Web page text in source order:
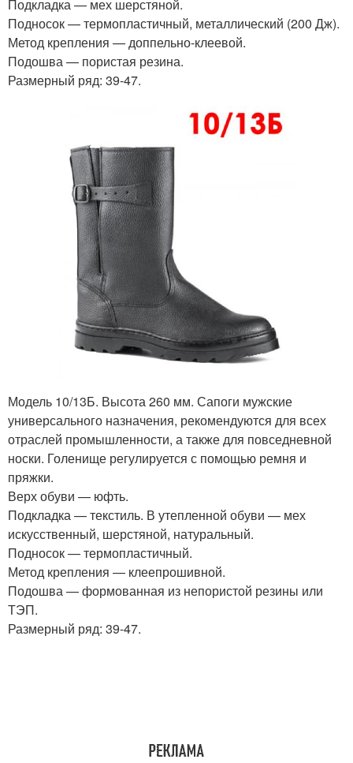
Подкладка — мех шерстяной.
Подносок — термопластичный, металлический (200 Дж).
Метод крепления — доппельно-клеевой.
Подошва — пористая резина.
Размерный ряд: 39-47.
Модель 10/13Б. Высота 260 мм. Сапоги мужские
универсального назначения, рекомендуются для всех
отраслей промышленности, а также для повседневной
носки. Голенище регулируется с помощью ремня и
пряжки.
Верх обуви — юфть.
Подкладка — текстиль. В утепленной обуви — мех
искусственный, шерстяной, натуральный.
Подносок — термопластичный.
Метод крепления — клеепрошивной.
Подошва — формованная из непористой резины или
ТЭП.
Размерный ряд: 39-47.